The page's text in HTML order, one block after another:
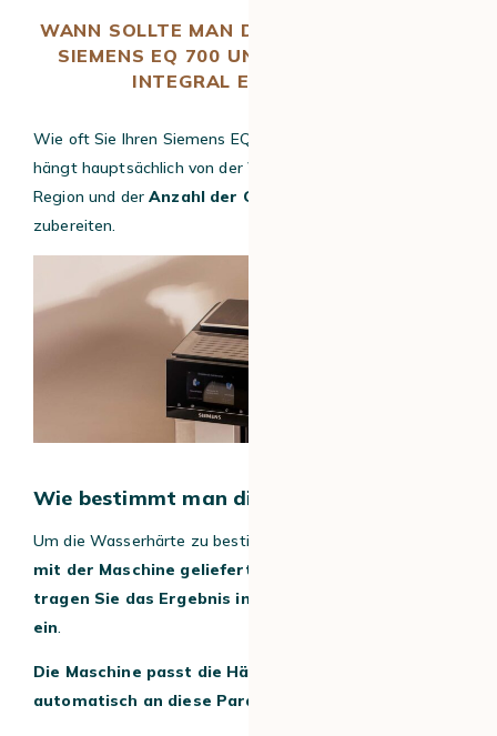
WANN SOLLTE MAN DIE VOLLAUTOMATEN
SIEMENS EQ 700 UND SIEMENS EQ 700
INTEGRAL ENTKALKEN?
Wie oft Sie Ihren Siemens EQ700 entkalken müssen,
hängt hauptsächlich von der Wasserhärte
Region und derAnzahl der Getränke
zubereiten.
Wie bestimmt man die Wasserstärke?
Um die Wasserhärte zu bestimmen,
mit der Maschine gelieferten Teststreifen
tragen Sie das Ergebnis in das Einstellungsmenü
ein.
Die Maschine passt die Häufigkeit des Entkalkens
automatisch an diese Parameter an